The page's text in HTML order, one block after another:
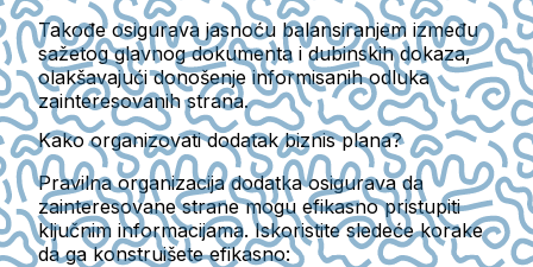
Takođe osigurava jasnoću balansiranjem između
sažetog glavnog dokumenta i dubinskih dokaza,
olakšavajući donošenje informisanih odluka
zainteresovanih strana.
Kako organizovati dodatak biznis plana?
Pravilna organizacija dodatka osigurava da
zainteresovane strane mogu efikasno pristupiti
ključnim informacijama. Iskoristite sledeće korake
da ga konstruišete efikasno: